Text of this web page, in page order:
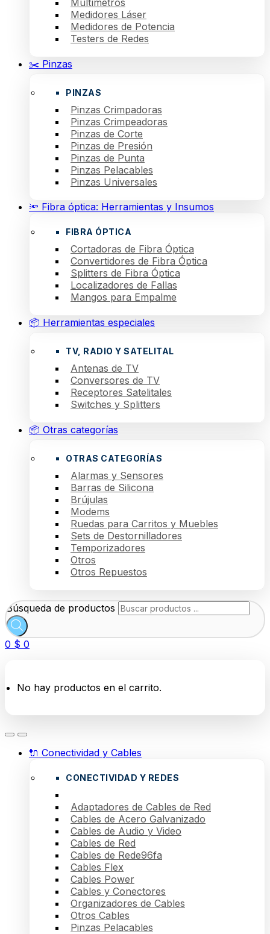
Multímetros
Medidores Láser
Medidores de Potencia
Testers de Redes
✂️ Pinzas
PINZAS
Pinzas Crimpadoras
Pinzas Crimpeadoras
Pinzas de Corte
Pinzas de Presión
Pinzas de Punta
Pinzas Pelacables
Pinzas Universales
🔦 Fibra óptica: Herramientas y Insumos
FIBRA ÓPTICA
Cortadoras de Fibra Óptica
Convertidores de Fibra Óptica
Splitters de Fibra Óptica
Localizadores de Fallas
Mangos para Empalme
📦 Herramientas especiales
TV, RADIO Y SATELITAL
Antenas de TV
Conversores de TV
Receptores Satelitales
Switches y Splitters
📦 Otras categorías
OTRAS CATEGORÍAS
Alarmas y Sensores
Barras de Silicona
Brújulas
Modems
Ruedas para Carritos y Muebles
Sets de Destornilladores
Temporizadores
Otros
Otros Repuestos
Búsqueda de productos
0 $ 0
No hay productos en el carrito.
🔌 Conectividad y Cables
CONECTIVIDAD Y REDES
Adaptadores de Cables de Red
Cables de Acero Galvanizado
Cables de Audio y Video
Cables de Red
Cables de Rede96fa
Cables Flex
Cables Power
Cables y Conectores
Organizadores de Cables
Otros Cables
Pinzas Pelacables